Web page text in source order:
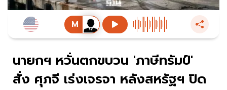
นายกฯ หวั่นตกขบวน 'ภาษีทรัมป์'
สั่ง ศุภจี เร่งเจรจา หลังสหรัฐฯ ปิด